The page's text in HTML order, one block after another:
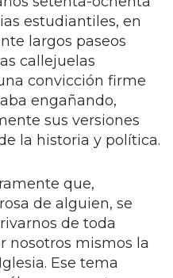
estudiantiles, en
largos paseos
callejuelas
convicción firme
engañando,
sus versiones
la historia y política.
que,
de alguien, se
de toda
nosotros mismos la
Ese tema